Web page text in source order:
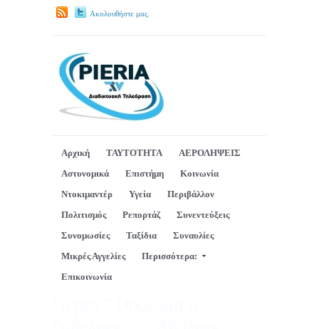
Ακολουθήστε μας.
Αρχική ΤΑΥΤΟΤΗΤΑ
ΑΕΡΟΛΗΨΕΙΣ
Αστυνομικά
Επιστήμη
Κοινωνία
Ντοκιμαντέρ
Υγεία
Περιβάλλον
Πολιτισμός
Ρεπορτάζ
Συνεντεύξεις
Συνομωσίες
Ταξίδια
Συναυλίες
Μικρές Αγγελίες
Περισσότερα:
Επικοινωνία